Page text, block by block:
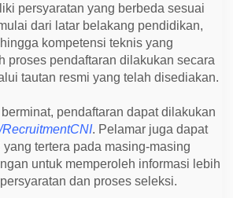
u
t
u
h
k
a
n
persyaratan yang berbeda sesuai
dari latar belakang pendidikan,
kompetensi teknis yang
proses pendaftaran dilakukan secara
tautan resmi yang telah disediakan.
pendaftaran dapat dilakukan
. Pelamar juga dapat
tertera pada masing-masing
untuk memperoleh informasi lebih
dan proses seleksi.